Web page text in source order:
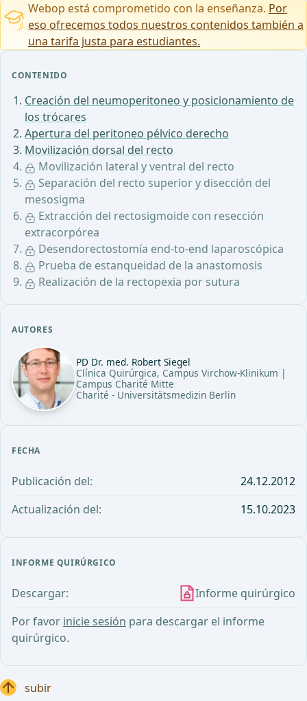
CONTENIDO
Creación del neumoperitoneo y posicionamiento de
los trócares
Apertura del peritoneo pélvico derecho
Movilización dorsal del recto
Movilización lateral y ventral del recto
Separación del recto superior y disección del
mesosigma
Extracción del rectosigmoide con resección
extracorpórea
Desendorectostomía end-to-end laparoscópica
Prueba de estanqueidad de la anastomosis
Realización de la rectopexia por sutura
AUTORES
PD Dr. med. Robert Siegel
Clínica Quirúrgica, Campus Virchow-Klinikum |
Campus Charité Mitte
Charité - Universitätsmedizin Berlin
FECHA
Publicación del:
24.12.2012
Actualización del:
15.10.2023
INFORME QUIRÚRGICO
Descargar:
Informe quirúrgico
Por favor inicie sesión para descargar el informe
quirúrgico.
Webop está comprometido con la enseñanza. Por
eso ofrecemos todos nuestros contenidos también a
una tarifa justa para estudiantes.
subir